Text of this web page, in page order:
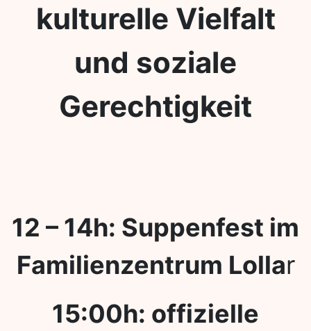
kulturelle Vielfalt
und soziale
Gerechtigkeit
12 – 14h: Suppenfest im
Familienzentrum Lollar
15:00h: offizielle